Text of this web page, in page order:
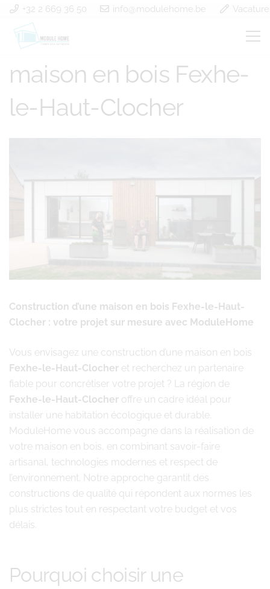
+32 2 669 36 50 info@modulehome.be
construction d’une
maison en bois Fexhe-
le-Haut-Clocher
Construction d’une maison en bois Fexhe-le-Haut-
Clocher : votre projet sur mesure avec ModuleHome
Vous envisagez une construction d’une maison en bois
Fexhe-le-Haut-Clocher et recherchez un partenaire
fiable pour concrétiser votre projet ? La région de
Fexhe-le-Haut-Clocher offre un cadre idéal pour
installer une habitation écologique et durable.
ModuleHome vous accompagne dans la réalisation de
votre maison en bois, en combinant savoir-faire
artisanal, technologies modernes et respect de
l’environnement. Notre approche garantit des
constructions de qualité qui répondent aux normes les
plus strictes tout en respectant votre budget et vos
délais.
Pourquoi choisir une